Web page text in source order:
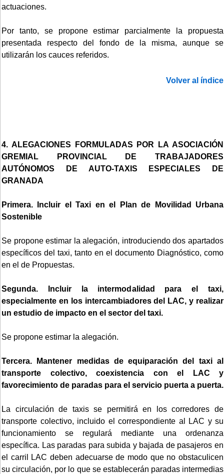
actuaciones.
Por tanto, se propone estimar parcialmente la propuesta
presentada respecto del fondo de la misma, aunque se
utilizarán los cauces referidos.
Volver al índice
4. ALEGACIONES FORMULADAS POR LA ASOCIACIÓN
GREMIAL PROVINCIAL DE TRABAJADORES
AUTÓNOMOS DE AUTO-TAXIS ESPECIALES DE
GRANADA
Primera. Incluir el Taxi en el Plan de Movilidad Urbana
Sostenible
Se propone estimar la alegación, introduciendo dos apartados
específicos del taxi, tanto en el documento Diagnóstico, como
en el de Propuestas.
Segunda. Incluir la intermodalidad para el taxi,
especialmente en los intercambiadores del LAC, y realizar
un estudio de impacto en el sector del taxi.
Se propone estimar la alegación.
Tercera. Mantener medidas de equiparación del taxi al
transporte colectivo, coexistencia con el LAC y
favorecimiento de paradas para el servicio puerta a puerta.
La circulación de taxis se permitirá en los corredores de
transporte colectivo, incluido el correspondiente al LAC y su
funcionamiento se regulará mediante una ordenanza
específica. Las paradas para subida y bajada de pasajeros en
el carril LAC deben adecuarse de modo que no obstaculicen
su circulación, por lo que se establecerán paradas intermedias